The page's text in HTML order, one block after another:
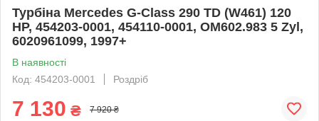
Турбіна Mercedes G-Class 290 TD (W461) 120
HP, 454203-0001, 454110-0001, OM602.983 5 Zyl,
6020961099, 1997+
В наявності
Код: 454203-0001
Роздріб
7 130 ₴ 7 920 ₴